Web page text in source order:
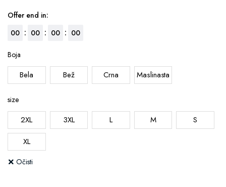
Offer end in:
00 : 00 : 00 : 00
Boja
Bela Bež Crna Maslinasta
size
2XL 3XL L M
S
XL
Očisti